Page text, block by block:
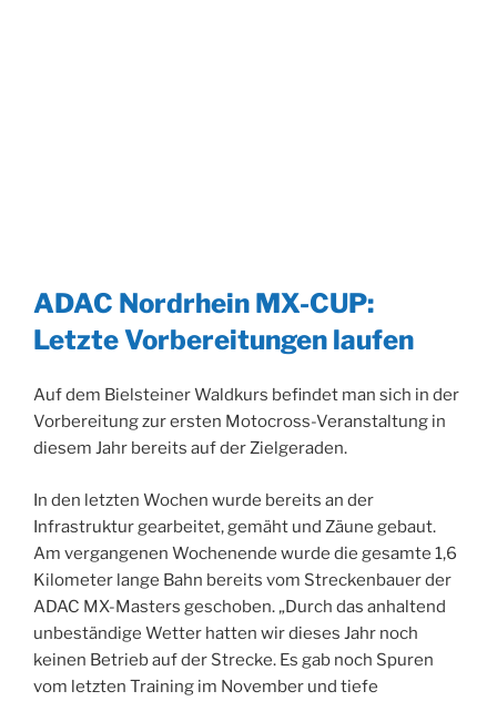
ADAC Nordrhein MX-CUP:
Letzte Vorbereitungen laufen
Auf dem Bielsteiner Waldkurs befindet man sich in der
Vorbereitung zur ersten Motocross-Veranstaltung in
diesem Jahr bereits auf der Zielgeraden.
In den letzten Wochen wurde bereits an der
Infrastruktur gearbeitet, gemäht und Zäune gebaut.
Am vergangenen Wochenende wurde die gesamte 1,6
Kilometer lange Bahn bereits vom Streckenbauer der
ADAC MX-Masters geschoben. „Durch das anhaltend
unbeständige Wetter hatten wir dieses Jahr noch
keinen Betrieb auf der Strecke. Es gab noch Spuren
vom letzten Training im November und tiefe